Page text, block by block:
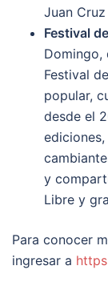
Juan
Festival
Domingo,
Festival
popular,
desde el
y
Libre y
Para conocer
ingresar a